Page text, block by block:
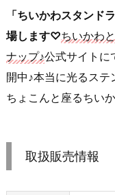
「ちいかわスタンド
場します♡ちいかわ
ナップ♪公式サイトに
開中♪本当に光るス
ちょこんと座るちい
取扱販売情報